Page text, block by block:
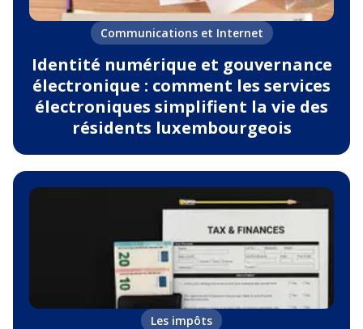
Communications et Internet
Identité numérique et gouvernance
électronique : comment les services
électroniques simplifient la vie des
résidents luxembourgeois
Les impôts